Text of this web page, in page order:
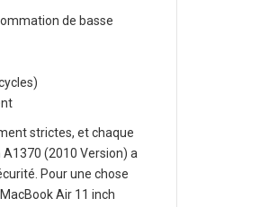
de basse
strictes, et chaque
(2010 Version) a
Pour une chose
Air 11 inch